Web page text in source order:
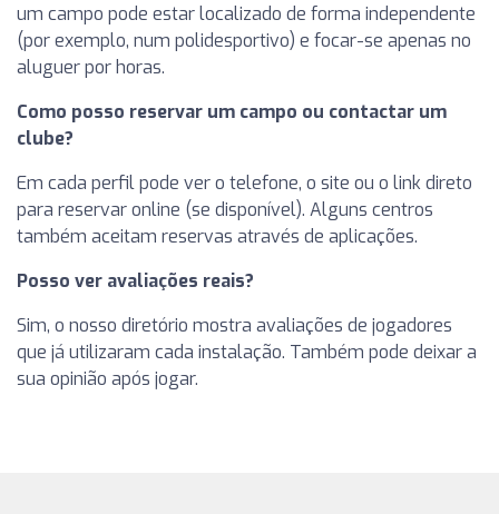
um campo pode estar localizado de forma independente
(por exemplo, num polidesportivo) e focar-se apenas no
aluguer por horas.
Como posso reservar um campo ou contactar um
clube?
Em cada perfil pode ver o telefone, o site ou o link direto
para reservar online (se disponível). Alguns centros
também aceitam reservas através de aplicações.
Posso ver avaliações reais?
Sim, o nosso diretório mostra avaliações de jogadores
que já utilizaram cada instalação. Também pode deixar a
sua opinião após jogar.